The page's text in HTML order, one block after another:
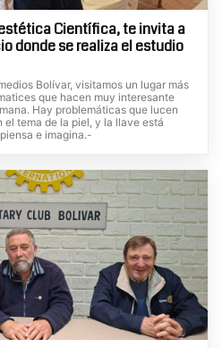
Científica, te invita a
donde se realiza el estudio
Bolívar, visitamos un lugar más
que hacen muy interesante
Hay problemáticas que lucen
tema de la piel, y la llave está
e imagina.-